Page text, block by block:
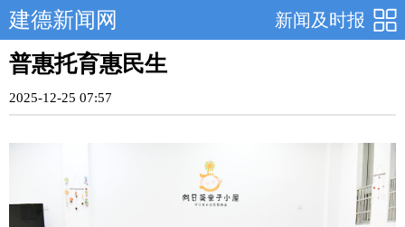
新闻及时报
建德新闻网
普惠托育惠民生
2025-12-25 07:57